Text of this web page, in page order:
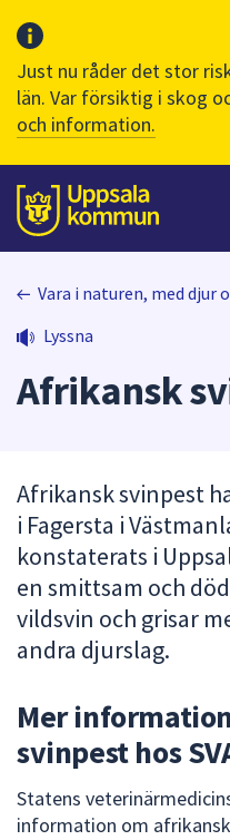
Just nu råder det stor
län. Var försiktig i skog
och information.
Till sidans
huvudinnehåll
Vara i naturen, med djur
Lyssna
Afrikansk
Afrikansk svinpest
i Fagersta i
konstaterats i
en smitt­sam och
vild­svin och grisar
andra djur­slag.
Mer
svinpest hos
Statens
information om